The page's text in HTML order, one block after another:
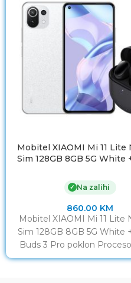
Mobitel XIAOMI Mi 11 Lite
Sim 128GB 8GB 5G White
✓ Na zalihi
860.00 KM
Mobitel XIAOMI Mi 11 Lite
Sim 128GB 8GB 5G White
Buds 3 Pro poklon